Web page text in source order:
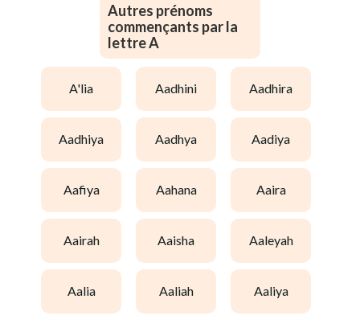
Autres prénoms
commençants par la
lettre A
a'lia aadhini aadhira
aadhiya aadhya aadiya
aafiya aahana aaira
aairah aaisha aaleyah
aalia aaliah aaliya